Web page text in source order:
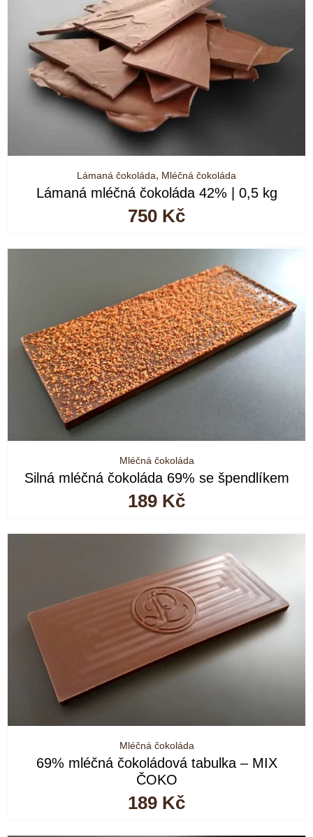
Lámaná čokoláda, Mléčná čokoláda
Lámaná mléčná čokoláda 42% | 0,5 kg
750 Kč
Mléčná čokoláda
Silná mléčná čokoláda 69% se špendlíkem
189 Kč
Mléčná čokoláda
69% mléčná čokoládová tabulka – MIX
ČOKO
189 Kč